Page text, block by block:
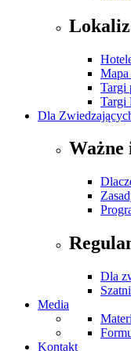
Mapa
Targi
Targi
Dla
Dla
Media
Kontakt